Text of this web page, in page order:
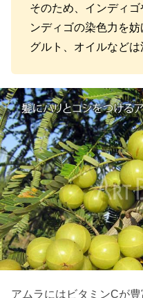
そのため、インディ
ンディゴの染色力を
グルト、オイルなどは
アムラにはビタミンCが